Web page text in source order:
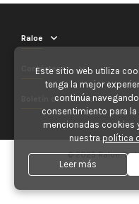
Raloe
Contáctenos
Boletín de noticias
© 2025 Raloe.
Este sitio web utiliza
tenga la mejor
continúa
consentimiento para
mencionadas cookies
nuestra política
Leer más